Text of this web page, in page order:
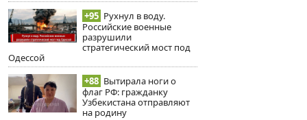
+95 Рухнул в воду.
Российские военные
разрушили
стратегический мост под
Одессой
+88 Вытирала ноги о
флаг РФ: гражданку
Узбекистана отправляют
на родину